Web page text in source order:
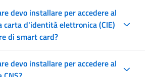
devo installare per accedere al
carta d'identità elettronica (CIE)
di smart card?
devo installare per accedere al